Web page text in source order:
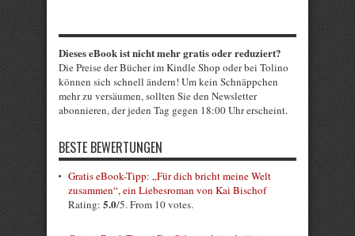
Dieses eBook ist nicht mehr gratis oder reduziert?
Die Preise der Bücher im Kindle Shop oder bei Tolino
können sich schnell ändern! Um kein Schnäppchen
mehr zu versäumen, sollten Sie den Newsletter
abonnieren, der jeden Tag gegen 18:00 Uhr erscheint.
BESTE BEWERTUNGEN
Gratis eBook-Tipp: „Für dich bricht meine Welt
zusammen“, ein Liebesroman von Kai Bischof
Rating: 5.0/5. From 10 votes.